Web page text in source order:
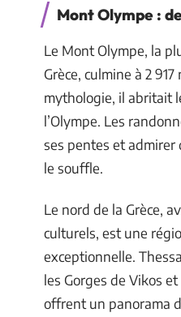
Mont Olympe :
Le Mont Olympe, la
Grèce, culmine à 2
mythologie, il abritait
l’Olympe. Les
ses pentes et admirer
le souffle.
Le nord de la Grèce,
culturels, est une
exceptionnelle.
les Gorges de Vikos
offrent un panorama